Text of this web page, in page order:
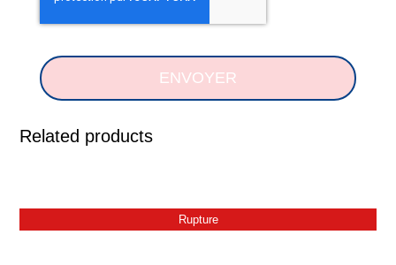
ENVOYER
Related products
Rupture